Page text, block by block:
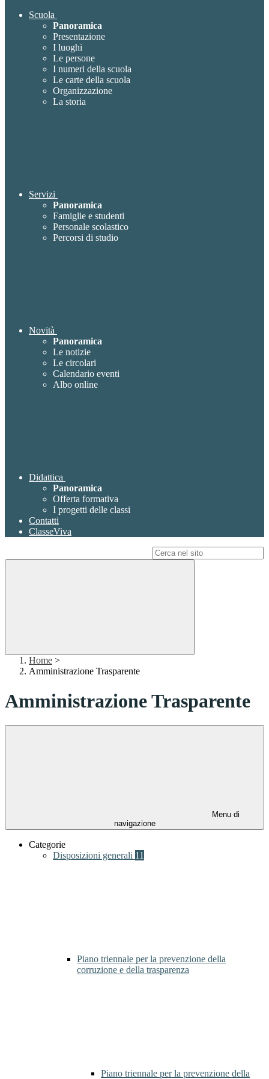
Scuola
Panoramica
Presentazione
I luoghi
Le persone
I numeri della scuola
Le carte della scuola
Organizzazione
La storia
Servizi
Panoramica
Famiglie e studenti
Personale scolastico
Percorsi di studio
Novità
Panoramica
Le notizie
Le circolari
Calendario eventi
Albo online
Didattica
Panoramica
Offerta formativa
I progetti delle classi
Contatti
ClasseViva
Home >
Amministrazione Trasparente
Amministrazione Trasparente
Menu di
navigazione
Categorie
Disposizioni generali 11
Piano triennale per la prevenzione della
corruzione e della trasparenza
Piano triennale per la prevenzione della